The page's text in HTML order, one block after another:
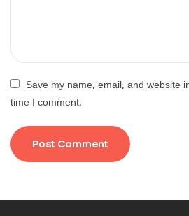
Save my name, email, and website
time I comment.